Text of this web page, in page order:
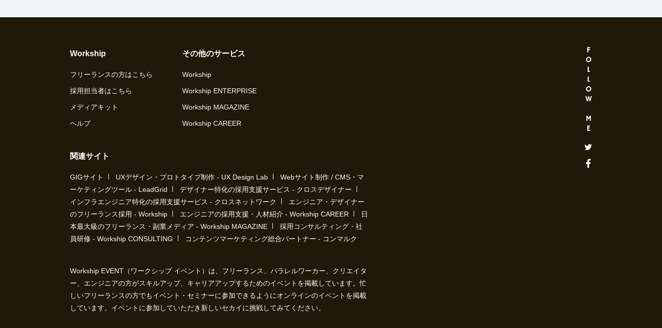
Workship
フリーランスの方はこちら
採用担当者はこちら
メディアキット
ヘルプ
その他のサービス
Workship
Workship ENTERPRISE
Workship MAGAZINE
Workship CAREER
関連サイト
GIGサイト UXデザイン・プロトタイプ制作 - UX Design Lab
Webサイト制作 / CMS・マ
ーケティングツール - LeadGrid
デザイナー特化の採用支援サービス - クロスデザイナー
インフラエンジニア特化の採用支援サービス - クロスネットワーク
エンジニア・デザイナー
のフリーランス採用 - Workship
エンジニアの採用支援・人材紹介 - Workship CAREER
日
本最大級のフリーランス・副業メディア - Workship MAGAZINE
採用コンサルティング・社
員研修 - Workship CONSULTING
コンテンツマーケティング総合パートナー - コンマルク
Workship EVENT（ワークシップ イベント）は、フリーランス、パラレルワーカー、クリエイタ
ー、エンジニアの方がスキルアップ、キャリアアップするためのイベントを掲載しています。忙
しいフリーランスの方でもイベント・セミナーに参加できるようにオンラインのイベントを掲載
しています。イベントに参加していただき新しいセカイに挑戦してみてください。